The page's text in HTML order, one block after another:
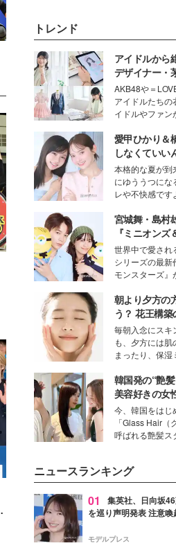
トレンド
アイドルから
デザイナー・
愛い”を作る
クロスシー」
AKB48や＝
アイドルたちの
イドルやファン
取締役兼クリエ
ター・茅野しの
個性に寄り添
衣装作りは、多
気と自信を与え
愛甲ひかり＆
しなくていい
対策”の新しい
本格的な夏が到
にゆううつにな
レや不快感です
モデル・愛甲ひ
好さんを迎えて
ク。猛暑のお出
すヒントや、2
生理の新常識に
宮城舞・島村
『ミニオン
ズ』の魅力熱
だけじゃない
動
世界中で愛され
シリーズの最新
モンスターズ』
ニオン好き”と
デルの宮城舞と
談をお届け！そ
ら、今作ならで
の感動をもた
ーについて熱
た。
朝より夕方の
う？ 花王構
ーターキャプ
ン（捕水肌）
の常識を変え
毎朝入念にスキ
も、夕方には肌
まったり、保
な美容の常識を
性を秘めた、革
Capturing Skin
プチャリングス
技術を、花王
韓国発の“艶
美容好きの女
「ヘアケア事
今、韓国をはじ
「Glass Hair（
呼ばれる艶髪ス
して、“髪そのも
めて注目する人
子。今回は、そ
な髪を日常で叶
ます。
ニュースランキング
01
集英社、日向坂
を巡り声明発表 注意
モデルプレス